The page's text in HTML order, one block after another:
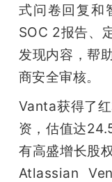
式问卷回复和
SOC 2报告、
发现内容，帮
商安全审核。
Vanta获得了
资，估值达
有高盛增长股
Atlassian